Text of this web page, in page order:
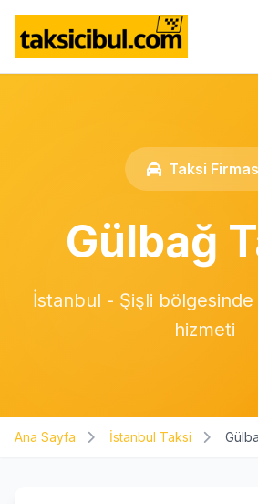
Taksi
Gülbağ
İstanbul - Şişli
hizmeti
Ana Sayfa İstanbul Taksi